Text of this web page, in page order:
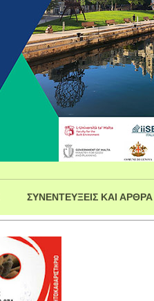
ΣΥΝΕΝΤΕΥΞΕΙΣ ΚΑΙ ΑΡΘΡΑ